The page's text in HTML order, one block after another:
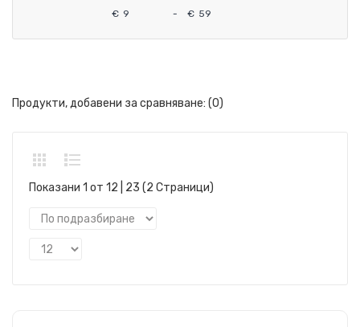
€ - €
Продукти, добавени за сравняване: (0)
Показани 1 от 12 | 23 (2 Страници)